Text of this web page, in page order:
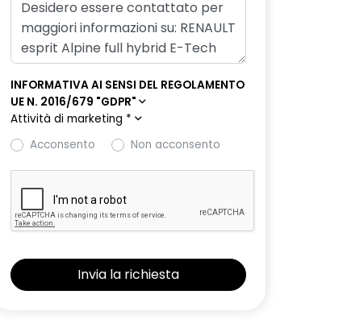
INFORMATIVA AI SENSI DEL REGOLAMENTO
UE N. 2016/679 "GDPR"
Attività di marketing *
Acconsento
Non acconsento